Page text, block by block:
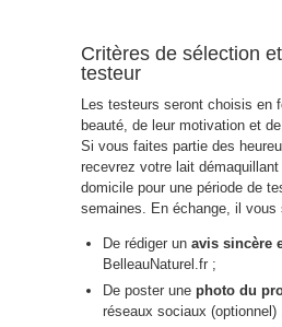
Critères de sélection
testeur
Les testeurs seront choisis en
beauté, de leur motivation et
Si vous faites partie des
recevrez votre lait
domicile pour une période de
semaines. En échange, il vous
De rédiger un avis sincère
BelleauNaturel.fr ;
De poster une photo du
réseaux sociaux (optionnel)